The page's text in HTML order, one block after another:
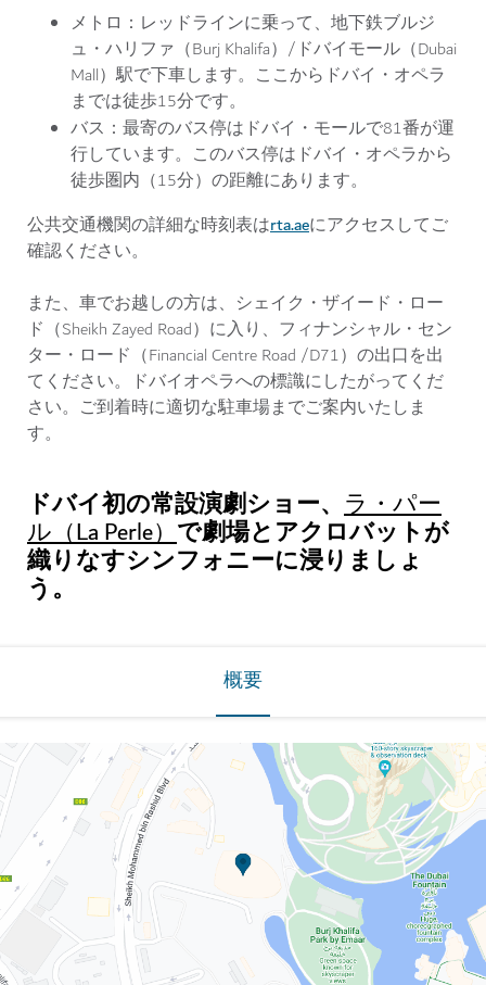
メトロ： レッドラインに乗って、地下鉄ブルジ
ュ・ハリファ（Burj Khalifa）/ドバイモール（Dubai
Mall）駅で下車します。ここからドバイ・オペラ
までは徒歩15分です。
バス： 最寄のバス停はドバイ・モールで81番が運
行しています。このバス停はドバイ・オペラから
徒歩圏内（15分）の距離にあります。
公共交通機関の詳細な時刻表はrta.aeにアクセスしてご
確認ください。
また、車でお越しの方は、シェイク・ザイード・ロー
ド（Sheikh Zayed Road）に入り、フィナンシャル・セン
ター・ロード（Financial Centre Road /D71）の出口を出
てください。ドバイオペラへの標識にしたがってくだ
さい。ご到着時に適切な駐車場までご案内いたしま
す。
ドバイ初の常設演劇ショー、 ラ・パー
ル（La Perle）で劇場とアクロバットが
織りなすシンフォニーに浸りましょ
う。
概要